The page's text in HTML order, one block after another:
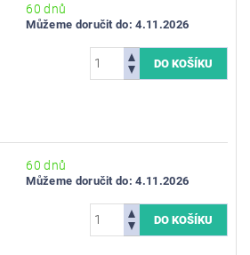
60 dnů
Můžeme doručit do: 4.11.2026
60 dnů
Můžeme doručit do: 4.11.2026